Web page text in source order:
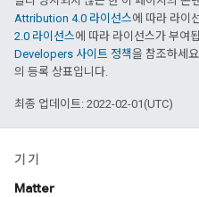
Attribution 4.0 라이선스에 따라 라이
2.0 라이선스에 따라 라이선스가 부여
Developers 사이트 정책을 참조하세
의 등록 상표입니다.
최종 업데이트: 2022-02-01(UTC)
기기
Matter